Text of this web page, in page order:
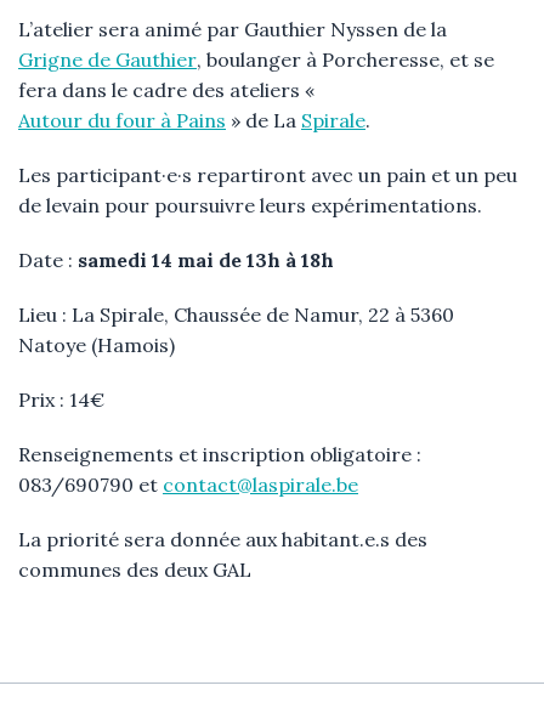
L’atelier sera animé par Gauthier Nyssen de la
Grigne de Gauthier, boulanger à Porcheresse, et se
fera dans le cadre des ateliers «
Autour du four à Pains » de La Spirale.
Les participant·e·s repartiront avec un pain et un peu
de levain pour poursuivre leurs expérimentations.
Date : samedi 14 mai de 13h à 18h
Lieu : La Spirale, Chaussée de Namur, 22 à 5360
Natoye (Hamois)
Prix : 14€
Renseignements et inscription obligatoire :
083/690790 et contact@laspirale.be
La priorité sera donnée aux habitant.e.s des
communes des deux GAL